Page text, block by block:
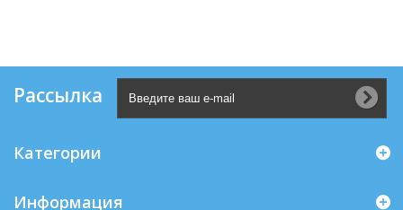
Рассылка
Категории
Информация